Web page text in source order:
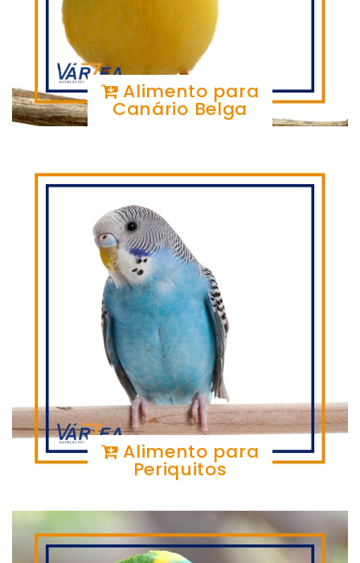
Alimento para
Canário Belga
Alimento para
Periquitos